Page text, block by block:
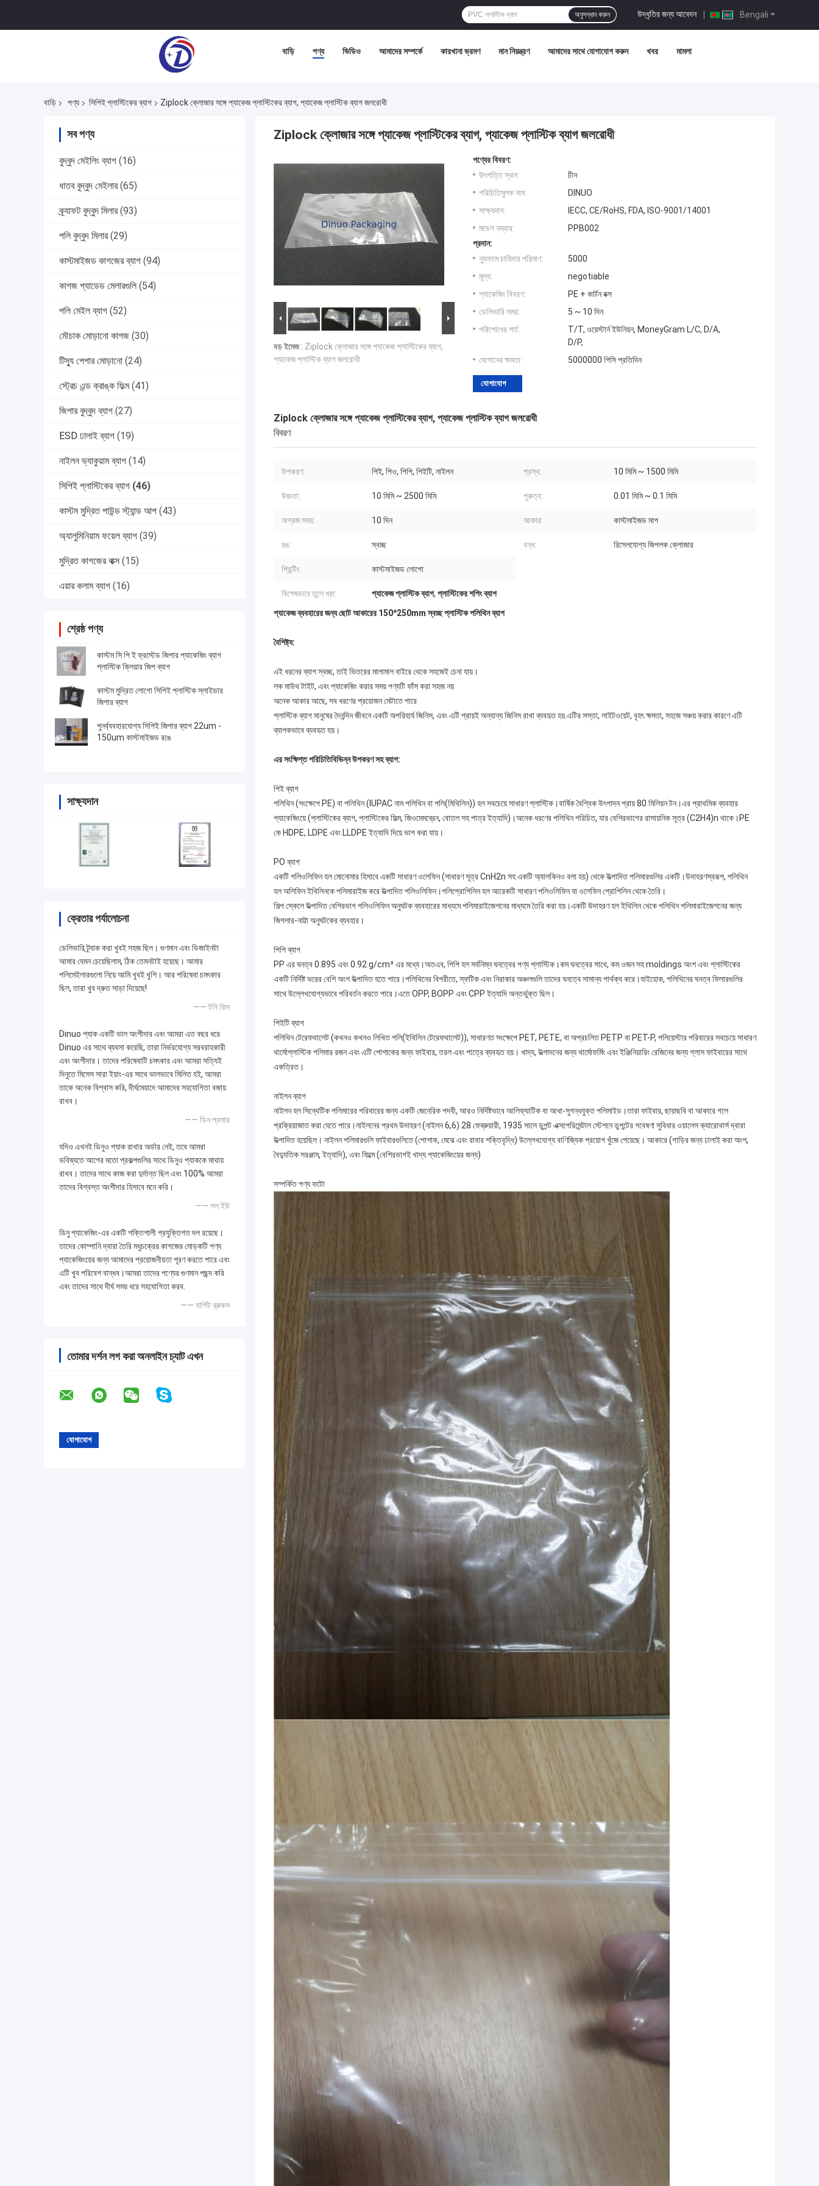
Bengali
উদ্ধৃতির জন্য আবেদন |
অনুসন্ধান করুন
বাড়ি পণ্য ভিডিও আমাদের সম্পর্কে কারখানা ভ্রমণ মান নিয়ন্ত্রণ আমাদের সাথে যোগাযোগ করুন খবর মামলা
বাড়ি পণ্য সিপিই প্লাস্টিকের ব্যাগ Ziplock ক্লোজার সঙ্গে প্যাকেজ প্লাস্টিকের ব্যাগ, প্যাকেজ প্লাস্টিক ব্যাগ জলরোধী
সব পণ্য
বুদ্বুদ মেইলিং ব্যাগ (16)
ধাতব বুদ্বুদ মেইলার (65)
ক্র্যাফট বুদ্বুদ মিলার (93)
পলি বুদ্বুদ মিলার (29)
কাস্টমাইজড কাগজের ব্যাগ (94)
কাগজ প্যাডেড মেলারগুলি (54)
পলি মেইল ​​ব্যাগ (52)
মৌচাক মোড়ানো কাগজ (30)
টিস্যু পেপার মোড়ানো (24)
স্ট্রেচ এন্ড ক্রাঙ্ক ফিল্ম (41)
জিপার বুদ্বুদ ব্যাগ (27)
ESD ঢালাই ব্যাগ (19)
নাইলন ভ্যাকুয়াম ব্যাগ (14)
সিপিই প্লাস্টিকের ব্যাগ (46)
কাস্টম মুদ্রিত পাউন্ড স্ট্যান্ড আপ (43)
অ্যালুমিনিয়াম ফয়েল ব্যাগ (39)
মুদ্রিত কাগজের বাক্স (15)
এয়ার কলাম ব্যাগ (16)
শ্রেষ্ঠ পণ্য
কাস্টম সি পি ই ফ্রস্টেড জিপার প্যাকেজিং ব্যাগ
প্লাস্টিক ক্লিয়ার জিপ ব্যাগ
কাস্টম মুদ্রিত লোগো সিপিই প্লাস্টিক স্লাইডার
জিপার ব্যাগ
পুনর্ব্যবহারযোগ্য সিপিই জিপার ব্যাগ 22um -
150um কাস্টমাইজড রঙে
সাক্ষ্যদান
ক্রেতার পর্যালোচনা
ডেলিভারি ট্র্যাক করা খুবই সহজ ছিল। গুণমান এবং ডিজাইনটা
আমার যেমন চেয়েছিলাম, ঠিক তেমনটাই হয়েছে। আমার
পলিমেইলারগুলো নিয়ে আমি খুবই খুশি। আর পরিষেবা চমৎকার
ছিল, তারা খুব দ্রুত সাড়া দিয়েছে!
—— টনি কিম
Dinuo প্যাক একটি ভাল অংশীদার এবং আমরা এত বছর ধরে
Dinuo এর সাথে ব্যবসা করেছি, তারা নির্ভরযোগ্য সরবরাহকারী
এবং অংশীদার। তাদের পরিষেবাটি চমৎকার এবং আমরা সত্যিই
দিনুতে মিসেস সারা ইয়াং-এর সাথে ভালভাবে মিলিত হই, আমরা
তাকে অনেক বিশ্বাস করি, দীর্ঘমেয়াদে আমাদের সহযোগিতা বজায়
রাখব।
—— ডিন প্রসার
যদিও এখনই ডিনুও প্যাক রাখার অর্ডার নেই, তবে আমরা
ভবিষ্যতে আগের মতো প্রকল্পগুলির সাথে ডিনুও প্যাককে মাথায়
রাখব। তাদের সাথে কাজ করা দুর্দান্ত ছিল এবং 100% আমরা
তাদের বিশ্বস্ত অংশীদার হিসাবে মনে করি।
—— পল ইউ
ডিনু প্যাকেজিং-এর একটি শক্তিশালী প্রযুক্তিগত দল রয়েছে।
তাদের কোম্পানি দ্বারা তৈরি মধুচক্রের কাগজের মোড়কটি পণ্য
প্যাকেজিংয়ের জন্য আমাদের প্রয়োজনীয়তা পূরণ করতে পারে এবং
এটি খুব পরিবেশ বান্ধব।আমরা তাদের পণ্যের গুণমান পছন্দ করি
এবং তাদের সাথে দীর্ঘ সময় ধরে সহযোগিতা করব.
—— বার্গিট ব্রুকস
তোমার দর্শন লগ করা অনলাইন চ্যাট এখন
Ziplock ক্লোজার সঙ্গে প্যাকেজ প্লাস্টিকের ব্যাগ, প্যাকেজ প্লাস্টিক ব্যাগ জলরোধী
বড় ইমেজ : Ziplock ক্লোজার সঙ্গে প্যাকেজ প্লাস্টিকের ব্যাগ,
প্যাকেজ প্লাস্টিক ব্যাগ জলরোধী
পণ্যের বিবরণ:
উৎপত্তি স্থল:
চীন
পরিচিতিমুলক নাম:
DINUO
সাক্ষ্যদান:
IECC, CE/RoHS, FDA, ISO-9001/14001
মডেল নম্বার:
PPB002
প্রদান:
ন্যূনতম চাহিদার পরিমাণ:
5000
মূল্য:
negotiable
প্যাকেজিং বিবরণ:
PE + কার্টন বক্স
ডেলিভারি সময়:
5 ~ 10 দিন
পরিশোধের শর্ত:
T/T, ওয়েস্টার্ন ইউনিয়ন, MoneyGram L/C, D/A,
D/P,
যোগানের ক্ষমতা:
5000000 পিসি প্রতিদিন
যোগাযোগ
Ziplock ক্লোজার সঙ্গে প্যাকেজ প্লাস্টিকের ব্যাগ, প্যাকেজ প্লাস্টিক ব্যাগ জলরোধী
বিবরণ
উপকরণ: পিই, পিও, পিপি, পিইটি, নাইলন প্রস্থ: 10 মিমি ~ 1500 মিমি
উচ্চতা: 10 মিমি ~ 2500 মিমি পুরুত্ব: 0.01 মিমি ~ 0.1 মিমি
অগ্রজ সময়: 10 দিন আকার: কাস্টমাইজড মাপ
রঙ: স্বচ্ছ বন্ধ: রিসেলযোগ্য জিপলক ক্লোজার
প্রিন্টিং: কাস্টমাইজড লোগো
বিশেষভাবে তুলে ধরা: প্যাকেজ প্লাস্টিক ব্যাগ, প্লাস্টিকের শপিং ব্যাগ
প্যাকেজ ব্যবহারের জন্য ছোট আকারের 150*250mm স্বচ্ছ প্লাস্টিক পলিথিন ব্যাগ
বৈশিষ্ট্য:
এই ধরনের ব্যাগ স্বচ্ছ, তাই ভিতরের মালামাল বাইরে থেকে সহজেই চেনা যায়।
লক মাউথ টাইট, এবং প্যাকেজিং করার সময় পণ্যটি ফাঁস করা সহজ নয়
অনেক আকার আছে, সব ধরণের প্রয়োজন মেটাতে পারে
প্লাস্টিক ব্যাগ মানুষের দৈনন্দিন জীবনে একটি অপরিহার্য জিনিস, এবং এটি প্রায়ই অন্যান্য জিনিস রাখা ব্যবহৃত হয়.এটির সস্তা, লাইটওয়েট, বৃহৎ ক্ষমতা, সহজে সঞ্চয় করার কারণে এটি
ব্যাপকভাবে ব্যবহৃত হয়।
এর সংক্ষিপ্ত পরিচিতিবিভিন্ন উপকরণ সহ ব্যাগ:
পিই ব্যাগ
পলিথিন (সংক্ষেপে PE) বা পলিথিন (IUPAC নাম পলিথিন বা পলি(মিথিলিন)) হল সবচেয়ে সাধারণ প্লাস্টিক।বার্ষিক বৈশ্বিক উৎপাদন প্রায় 80 মিলিয়ন টন।এর প্রাথমিক ব্যবহার
প্যাকেজিংয়ে (প্লাস্টিকের ব্যাগ, প্লাস্টিকের ফিল্ম, জিওমেমব্রেন, বোতল সহ পাত্র ইত্যাদি)।অনেক ধরণের পলিথিন পরিচিত, যার বেশিরভাগের রাসায়নিক সূত্র (C2H4)n থাকে।PE
কে HDPE, LDPE এবং LLDPE ইত্যাদি দিয়ে ভাগ করা যায়।
PO ব্যাগ
একটি পলিওলিফিন হল মোনোমার হিসাবে একটি সাধারণ ওলেফিন (সাধারণ সূত্র CnH2n সহ একটি অ্যালকিনও বলা হয়) থেকে উত্পাদিত পলিমারগুলির একটি।উদাহরণস্বরূপ, পলিথিন
হল অলিফিন ইথিলিনকে পলিমারাইজ করে উত্পাদিত পলিওলিফিন।পলিপ্রোপিলিন হল আরেকটি সাধারণ পলিওলিফিন যা ওলেফিন প্রোপিলিন থেকে তৈরি।
শিল্প স্কেলে উত্পাদিত বেশিরভাগ পলিওলিফিন অনুঘটক ব্যবহারের মাধ্যমে পলিমারাইজেশনের মাধ্যমে তৈরি করা হয়।একটি উদাহরণ হল ইথিলিন থেকে পলিথিন পলিমারাইজেশনের জন্য
জিগলার-নাট্টা অনুঘটকের ব্যবহার।
পিপি ব্যাগ
PP এর ঘনত্ব 0.895 এবং 0.92 g/cm³ এর মধ্যে।অতএব, পিপি হল সর্বনিম্ন ঘনত্বের পণ্য প্লাস্টিক।কম ঘনত্বের সাথে, কম ওজন সহ moldings অংশ এবং প্লাস্টিকের
একটি নির্দিষ্ট ভরের বেশি অংশ উত্পাদিত হতে পারে।পলিথিনের বিপরীতে, স্ফটিক এবং নিরাকার অঞ্চলগুলি তাদের ঘনত্বে সামান্য পার্থক্য করে।যাইহোক, পলিথিনের ঘনত্ব ফিলারগুলির
সাথে উল্লেখযোগ্যভাবে পরিবর্তন করতে পারে।এতে OPP, BOPP এবং CPP ইত্যাদি অন্তর্ভুক্ত ছিল।
পিইটি ব্যাগ
পলিথিন টেরেফথালেট (কখনও কখনও লিখিত পলি(ইথিলিন টেরেফথালেট)), সাধারণত সংক্ষেপে PET, PETE, বা অপ্রচলিত PETP বা PET-P, পলিয়েস্টার পরিবারের সবচেয়ে সাধারণ
থার্মোপ্লাস্টিক পলিমার রজন এবং এটি পোশাকের জন্য ফাইবার, তরল এবং পাত্রে ব্যবহৃত হয়। খাদ্য, উত্পাদনের জন্য থার্মোফর্মিং এবং ইঞ্জিনিয়ারিং রেজিনের জন্য গ্লাস ফাইবারের সাথে
একত্রিত।
নাইলন ব্যাগ
নাইলন হল সিন্থেটিক পলিমারের পরিবারের জন্য একটি জেনেরিক পদবী, আরও নির্দিষ্টভাবে আলিফ্যাটিক বা আধা-সুগন্ধযুক্ত পলিমাইড।তারা ফাইবার, ছায়াছবি বা আকারে গলে
প্রক্রিয়াজাত করা যেতে পারে।নাইলনের প্রথম উদাহরণ (নাইলন 6,6) 28 ফেব্রুয়ারী, 1935 সালে ডুপন্ট এক্সপেরিমেন্টাল স্টেশনে ডুপন্টের গবেষণা সুবিধার ওয়ালেস ক্যারোথার্স দ্বারা
উত্পাদিত হয়েছিল। নাইলন পলিমারগুলি ফাইবারগুলিতে (পোশাক, মেঝে এবং রাবার শক্তিবৃদ্ধি) উল্লেখযোগ্য বাণিজ্যিক প্রয়োগ খুঁজে পেয়েছে। আকারে (গাড়ির জন্য ঢালাই করা অংশ,
বৈদ্যুতিক সরঞ্জাম, ইত্যাদি), এবং ফিল্মে (বেশিরভাগই খাদ্য প্যাকেজিংয়ের জন্য)
সম্পর্কিত পণ্য ফটো